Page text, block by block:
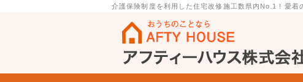
金沢市のリフォーム会社 アフティーハウス株
介護保険制度を利用した住宅改修施工数県内No.1！愛着